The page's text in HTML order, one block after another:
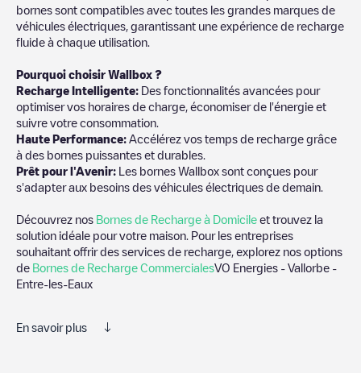
bornes sont compatibles avec toutes les grandes marques de
véhicules électriques, garantissant une expérience de recharge
fluide à chaque utilisation.
Pourquoi choisir Wallbox ?
Recharge Intelligente: Des fonctionnalités avancées pour
optimiser vos horaires de charge, économiser de l'énergie et
suivre votre consommation.
Haute Performance: Accélérez vos temps de recharge grâce
à des bornes puissantes et durables.
Prêt pour l'Avenir: Les bornes Wallbox sont conçues pour
s'adapter aux besoins des véhicules électriques de demain.
Découvrez nos Bornes de Recharge à Domicile et trouvez la
solution idéale pour votre maison. Pour les entreprises
souhaitant offrir des services de recharge, explorez nos options
de Bornes de Recharge CommercialesVO Energies - Vallorbe -
Entre-les-Eaux
En savoir plus